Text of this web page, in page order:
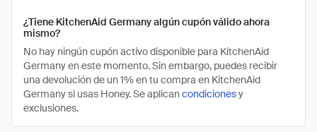
¿Tiene KitchenAid Germany algún cupón válido ahora
mismo?
No hay ningún cupón activo disponible para KitchenAid
Germany en este momento. Sin embargo, puedes recibir
una devolución de un 1% en tu compra en KitchenAid
Germany si usas Honey. Se aplicancondicionesy
exclusiones.